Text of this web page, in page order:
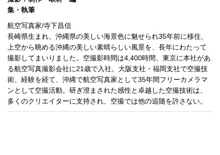
集・執筆
航空写真家/寺下昌信
長崎県生まれ、沖縄県の美しい海景色に魅せられ35年前に移住、
上空から眺める沖縄の美しい素晴らしい風景を、長年にわたって
撮影してまいりました。空撮影時間は4,400時間、東京に本社があ
る航空写真撮影会社に21歳で入社。大阪支社・福岡支社で空撮技
術、経験を経て、沖縄で航空写真家として35年間フリーカメラマ
ンとして空撮活動。研ぎ澄まされた感性と卓越した空撮技術は、
多くのクリエイターに支持され、空撮では他の追随を許さない。